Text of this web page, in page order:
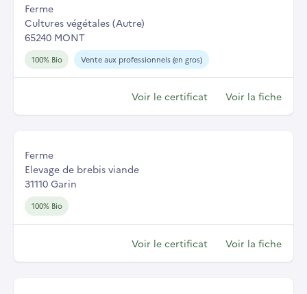
Ferme
Cultures végétales (Autre)
65240 MONT
100% Bio Vente aux professionnels (en gros)
Voir le certificat Voir la fiche
Ferme
Elevage de brebis viande
31110 Garin
100% Bio
Voir le certificat Voir la fiche